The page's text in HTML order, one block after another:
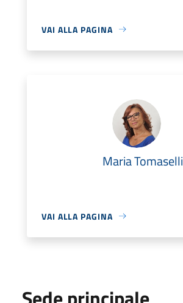
VAI ALLA PAGINA
Maria Tomaselli
VAI ALLA PAGINA